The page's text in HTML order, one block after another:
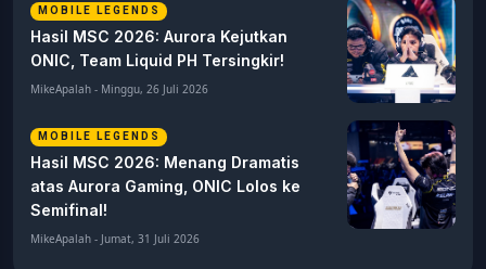
MOBILE LEGENDS
Hasil MSC 2026: Aurora Kejutkan
ONIC, Team Liquid PH Tersingkir!
MikeApalah - Minggu, 26 Juli 2026
MOBILE LEGENDS
Hasil MSC 2026: Menang Dramatis
atas Aurora Gaming, ONIC Lolos ke
Semifinal!
MikeApalah - Jumat, 31 Juli 2026